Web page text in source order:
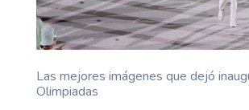
Las mejores imágenes que dejó
Olimpiadas